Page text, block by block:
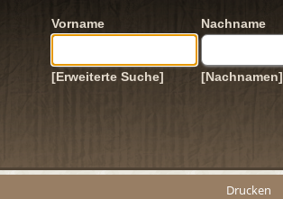
Vorname Nachname
[Erweiterte Suche] [Nachnamen]
Drucken